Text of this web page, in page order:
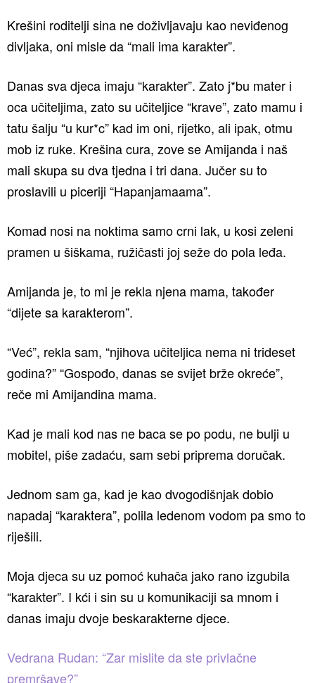
Krešini roditelji sina ne doživljavaju kao neviđenog
divljaka, oni misle da “mali ima karakter”.
Danas sva djeca imaju “karakter”. Zato j*bu mater i
oca učiteljima, zato su učiteljice “krave”, zato mamu i
tatu šalju “u kur*c” kad im oni, rijetko, ali ipak, otmu
mob iz ruke. Krešina cura, zove se Amijanda i naš
mali skupa su dva tjedna i tri dana. Jučer su to
proslavili u piceriji “Hapanjamaama”.
Komad nosi na noktima samo crni lak, u kosi zeleni
pramen u šiškama, ružičasti joj seže do pola leđa.
Amijanda je, to mi je rekla njena mama, također
“dijete sa karakterom”.
“Već”, rekla sam, “njihova učiteljica nema ni trideset
godina?” “Gospođo, danas se svijet brže okreće”,
reče mi Amijandina mama.
Kad je mali kod nas ne baca se po podu, ne bulji u
mobitel, piše zadaću, sam sebi priprema doručak.
Jednom sam ga, kad je kao dvogodišnjak dobio
napadaj “karaktera”, polila ledenom vodom pa smo to
riješili.
Moja djeca su uz pomoć kuhača jako rano izgubila
“karakter”. I kći i sin su u komunikaciji sa mnom i
danas imaju dvoje beskarakterne djece.
Vedrana Rudan: “Zar mislite da ste privlačne
premršave?”